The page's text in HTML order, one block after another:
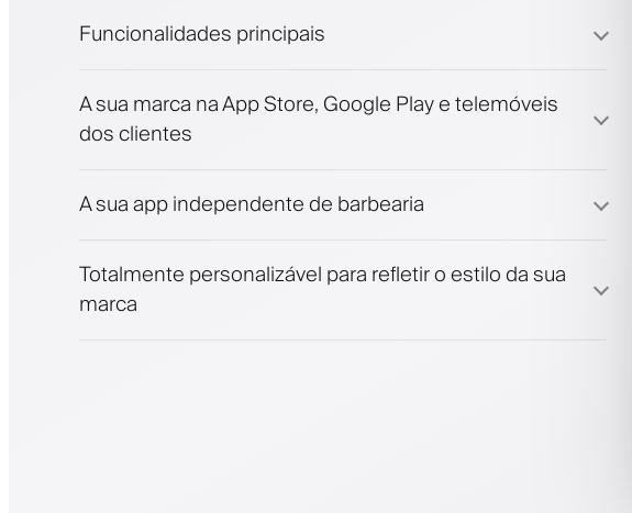
Funcionalidades principais
Pagamentos, caução
Venda produtos de beleza
A sua marca na App Store, Google Play e telemóveis
dos clientes
A sua app independente de barbearia
Totalmente personalizável para refletir o estilo da sua
marca